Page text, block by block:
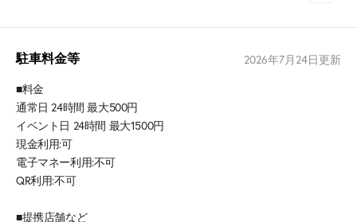
駐車料金等 2026年7月24日更新
■料金
通常日 24時間 最大500円
イベント日 24時間 最大1500円
現金利用:可
電子マネー利用:不可
QR利用:不可
■提携店舗など